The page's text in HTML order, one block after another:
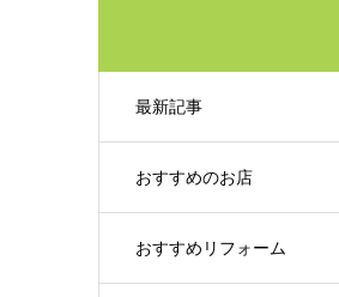
最新記事
おすすめのお店
おすすめリフォーム